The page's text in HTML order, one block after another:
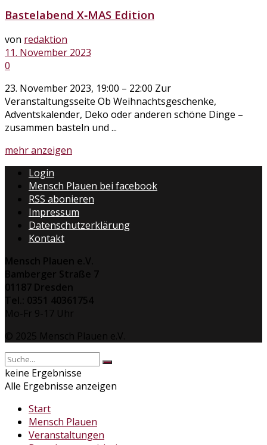
Bastelabend X‑MAS Edition
von redaktion
11. November 2023
0
23. November 2023, 19:00 – 22:00 Zur
Veranstaltungsseite Ob Weihnachtsgeschenke,
Adventskalender, Deko oder anderen schöne Dinge –
zusammen basteln und ...
mehr anzeigen
Login
Mensch Plauen bei facebook
RSS abonieren
Impressum
Datenschutzerklärung
Kontakt
Mensch Plauen e.V.
Bamberger Straße 7
01187 Dresden
Tel.: 0351 40361754
Mo-Fr 9-17 Uhr
© 2025 Mensch Plauen e.V.
keine Ergebnisse
Alle Ergebnisse anzeigen
Start
Mensch Plauen
Veranstaltungen